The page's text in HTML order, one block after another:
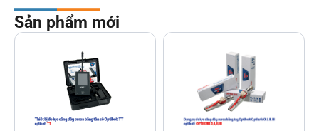
Sản phẩm mới